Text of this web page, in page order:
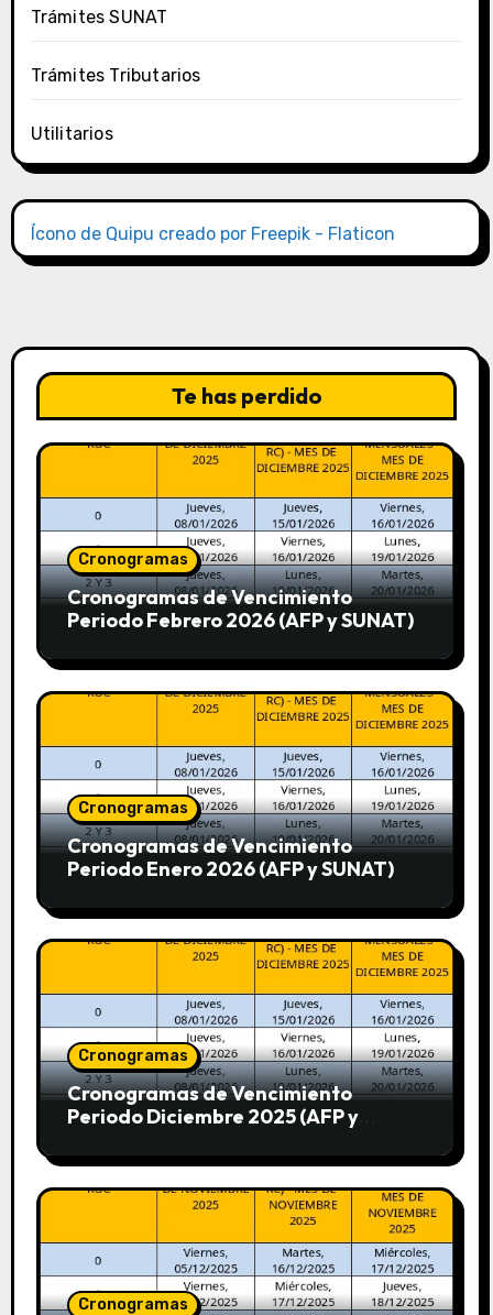
Trámites SUNAT
Trámites Tributarios
Utilitarios
Ícono de Quipu creado por Freepik - Flaticon
Te has perdido
Cronogramas
Cronogramas de Vencimiento
Periodo Febrero 2026 (AFP y SUNAT)
Cronogramas
Cronogramas de Vencimiento
Periodo Enero 2026 (AFP y SUNAT)
Cronogramas
Cronogramas de Vencimiento
Periodo Diciembre 2025 (AFP y
Cronogramas